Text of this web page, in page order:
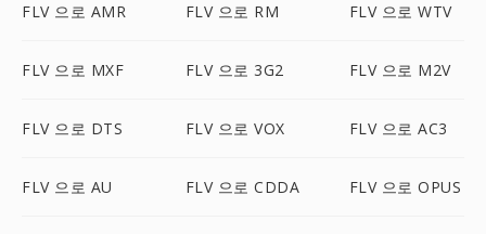
FLV 으로 AMR FLV 으로 RM FLV 으로 WTV
FLV 으로 MXF FLV 으로 3G2 FLV 으로 M2V
FLV 으로 DTS FLV 으로 VOX FLV 으로 AC3
FLV 으로 AU FLV 으로 CDDA FLV 으로 OPUS